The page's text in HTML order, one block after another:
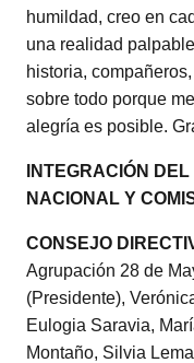
humildad, creo en
una realidad
historia,
sobre todo porque
alegría es posible.
INTEGRACIÓN
NACIONAL Y
CONSEJO
Agrupación 28 de
(Presidente),
Eulogia Saravia,
Montaño, Silvia